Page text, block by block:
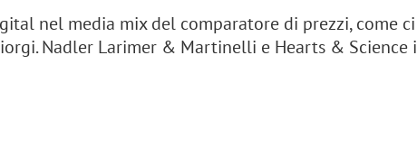
nel media mix del comparatore di prezzi, come ci
Nadler Larimer & Martinelli e Hearts & Science i